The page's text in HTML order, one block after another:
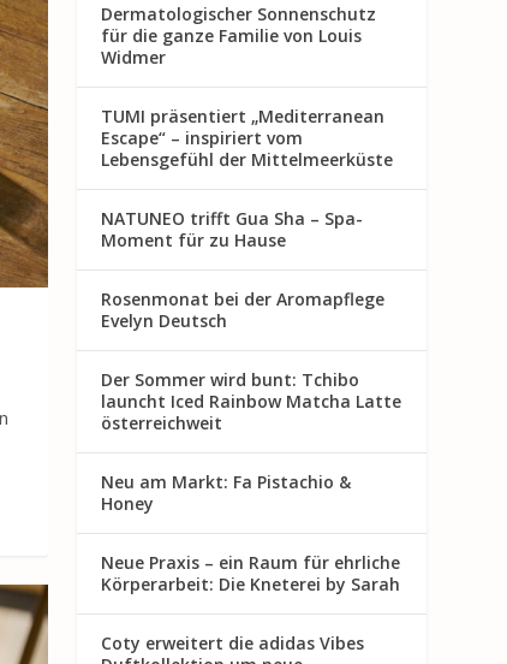
Dermatologischer Sonnenschutz
für die ganze Familie von Louis
Widmer
TUMI präsentiert „Mediterranean
Escape“ – inspiriert vom
Lebensgefühl der Mittelmeerküste
NATUNEO trifft Gua Sha – Spa-
Moment für zu Hause
Rosenmon at bei der Aromapflege
Evelyn Deutsch
Der Sommer wird bunt: Tchibo
launcht Iced Rainbow Matcha Latte
österreichweit
Neu am Markt: Fa Pistachio &
Honey
Neue Praxis – ein Raum für ehrliche
Körperarbeit: Die Kneterei by Sarah
Coty erweitert die adidas Vibes